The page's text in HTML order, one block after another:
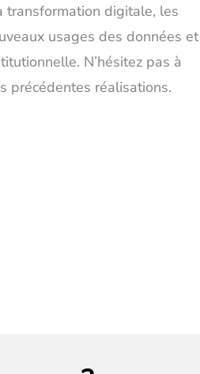
transformation digitale, les
usages des données et
N’hésitez pas à
précédentes réalisations.